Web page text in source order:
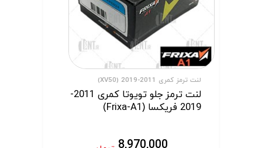
لنت ترمز کمری 2011-2019 (XV50)
لنت ترمز جلو تویوتا کمری 2011-
2019 فریکسا (Frixa-A1)